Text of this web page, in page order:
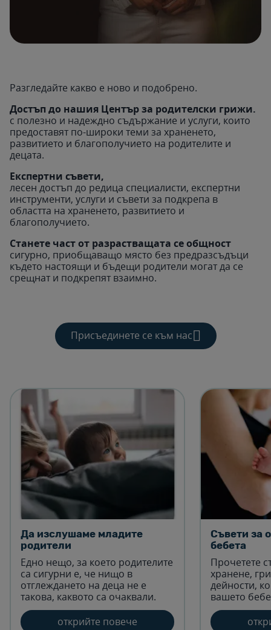
Разгледайте какво е ново и подобрено.
Достъп до нашия Център за родителски грижи.
с полезно и надеждно съдържание и услуги, които
предоставят по-широки теми за храненето,
развитието и благополучието на родителите и
децата.
Експертни съвети,
лесен достъп до редица специалисти, експертни
инструменти, услуги и съвети за подкрепа в
областта на храненето, развитието и
благополучието.
Станете част от разрастващата се общност
сигурно, приобщаващо място без предразсъдъци
където настоящи и бъдещи родители могат да се
срещнат и подкрепят взаимно.
Присъединете се към нас
Да изслушаме младите
родители
Едно нещо, за което родителите
са сигурни е, че нищо в
отглеждането на деца не е
такова, каквото са очаквали.
открийте повече
Съвети за
бебета
Прочетете
хранене,
дейности,
вашето